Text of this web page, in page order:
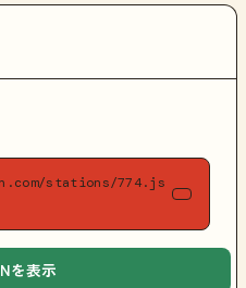
stations/774.js
を表示